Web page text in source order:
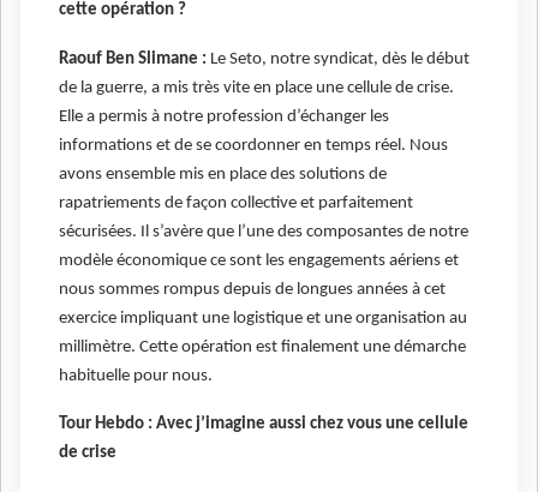
cette opération ?
Raouf Ben Slimane : Le Seto, notre syndicat, dès le début
de la guerre, a mis très vite en place une cellule de crise.
Elle a permis à notre profession d’échanger les
informations et de se coordonner en temps réel. Nous
avons ensemble mis en place des solutions de
rapatriements de façon collective et parfaitement
sécurisées. Il s’avère que l’une des composantes de notre
modèle économique ce sont les engagements aériens et
nous sommes rompus depuis de longues années à cet
exercice impliquant une logistique et une organisation au
millimètre. Cette opération est finalement une démarche
habituelle pour nous.
Tour Hebdo : Avec j’imagine aussi chez vous une cellule
de crise